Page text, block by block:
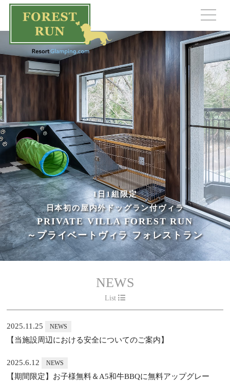
1日1組限定
日本初の屋内外ドッグラン付ヴィラ
PRIVATE VILLA FOREST RUN
～プライベートヴィラ フォレストラン
NEWS
List
2025.11.25 NEWS
【当施設周辺における安全についてのご案内】
2025.6.12 NEWS
【期間限定】お子様無料＆A5和牛BBQに無料アップグレー